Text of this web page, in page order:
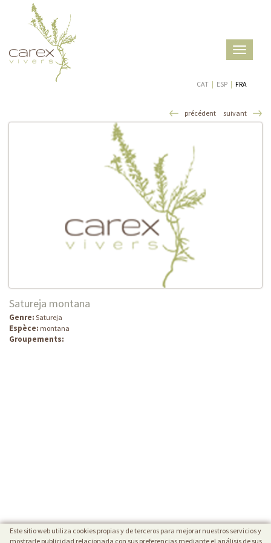
Toggle
CAT | ESP | FRA
précédent suivant
Satureja montana
Genre: Satureja
Espèce: montana
Groupements:
Este sitio web utiliza cookies propias y de terceros para mejorar nuestros servicios y
mostrarle publicidad relacionada con sus preferencias mediante el análisis de sus